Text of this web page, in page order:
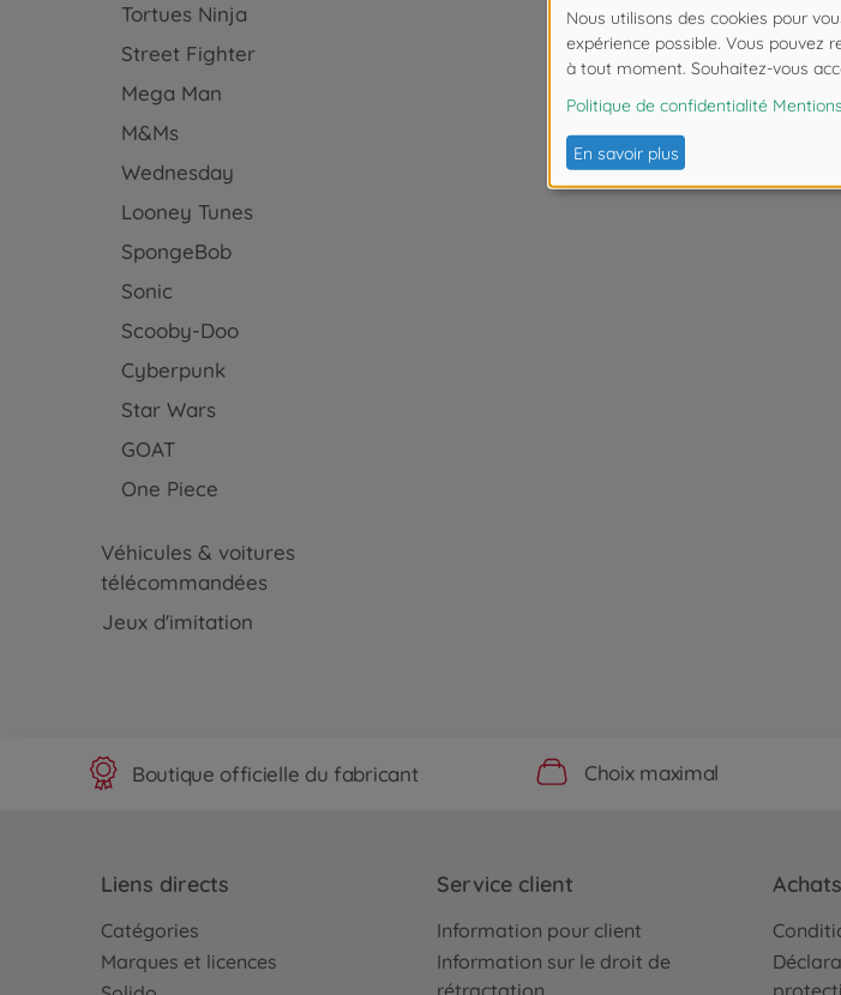
Tortues Ninja
Street Fighter
Mega Man
M&Ms
Wednesday
Looney Tunes
SpongeBob
Sonic
Scooby-Doo
Cyberpunk
Star Wars
GOAT
One Piece
Véhicules & voitures
télécommandées
Jeux d'imitation
Boutique officielle du fabricant Choix maximal
Liens directs
Catégories
Marques et licences
Service client
Information pour client
Information sur le droit de
rétractation
Achats